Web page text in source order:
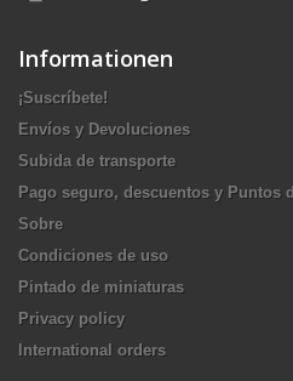
Informationen
¡Suscríbete!
Envíos y Devoluciones
Subida de transporte
Pago seguro, descuentos y Puntos
Sobre
Condiciones de uso
Pintado de miniaturas
Privacy policy
International orders